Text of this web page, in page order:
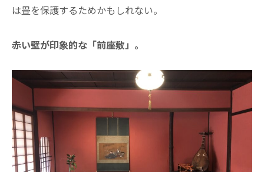
は畳を保護するためかもしれない。
赤い壁が印象的な「前座敷」。